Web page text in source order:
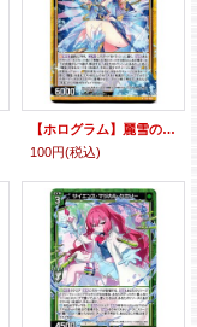
【ホログラム】麗雪の輝聖 ディネージュ
100円(税込)